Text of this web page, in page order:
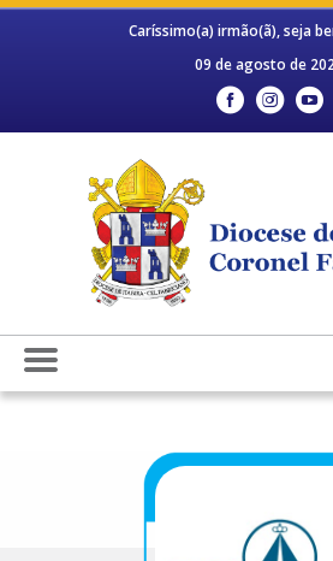
Caríssimo(a) irmão(ã), seja
09 de agosto de